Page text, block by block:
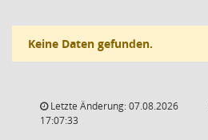
Keine Daten gefunden.
Letzte Änderung: 07.08.2026
17:07:33